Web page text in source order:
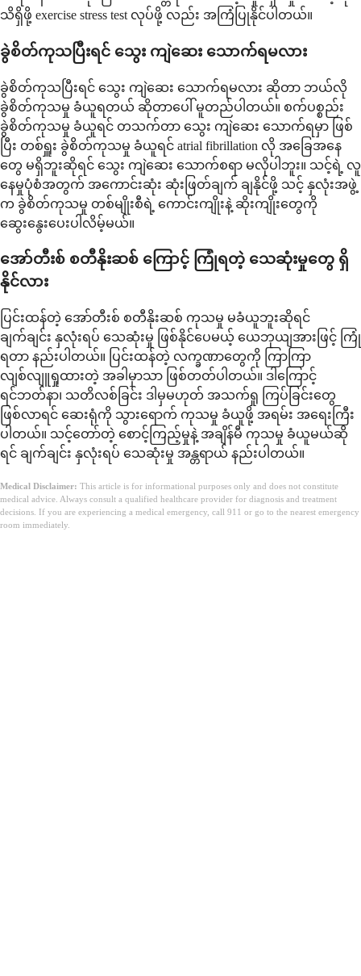
သိရှိဖို့ exercise stress test လုပ်ဖို့ လည်း အကြံပြုနိုင်ပါတယ်။
ခွဲစိတ်ကုသပြီးရင် သွေး ကျဲဆေး သောက်ရမလား
ခွဲစိတ်ကုသပြီးရင် သွေး ကျဲဆေး သောက်ရမလား ဆိုတာ ဘယ်လို
ခွဲစိတ်ကုသမှု ခံယူရတယ် ဆိုတာပေါ် မူတည်ပါတယ်။ စက်ပစ္စည်း
ခွဲစိတ်ကုသမှု ခံယူရင် တသက်တာ သွေး ကျဲဆေး သောက်ရမှာ ဖြစ်
ပြီး တစ်ရှူး ခွဲစိတ်ကုသမှု ခံယူရင် atrial fibrillation လို အခြေအနေ
တွေ မရှိဘူးဆိုရင် သွေး ကျဲဆေး သောက်စရာ မလိုပါဘူး။ သင့်ရဲ့ လူ
နေမှုပုံစံအတွက် အကောင်းဆုံး ဆုံးဖြတ်ချက် ချနိုင်ဖို့ သင့် နှလုံးအဖွဲ့
က ခွဲစိတ်ကုသမှု တစ်မျိုးစီရဲ့ ကောင်းကျိုးနဲ့ ဆိုးကျိုးတွေကို
ဆွေးနွေးပေးပါလိမ့်မယ်။
အော်တီးစ် စတီနိုးဆစ် ကြောင့် ကြုံရတဲ့ သေဆုံးမှုတွေ ရှိ
နိုင်လား
ပြင်းထန်တဲ့ အော်တီးစ် စတီနိုးဆစ် ကုသမှု မခံယူဘူးဆိုရင်
ချက်ချင်း နှလုံးရပ် သေဆုံးမှု ဖြစ်နိုင်ပေမယ့် ယေဘုယျအားဖြင့် ကြုံ
ရတာ နည်းပါတယ်။ ပြင်းထန်တဲ့ လက္ခဏာတွေကို ကြာကြာ
လျစ်လျူရှုထားတဲ့ အခါမှာသာ ဖြစ်တတ်ပါတယ်။ ဒါကြောင့်
ရင်ဘတ်နာ၊ သတိလစ်ခြင်း ဒါမှမဟုတ် အသက်ရှု ကြပ်ခြင်းတွေ
ဖြစ်လာရင် ဆေးရုံကို သွားရောက် ကုသမှု ခံယူဖို့ အရမ်း အရေးကြီး
ပါတယ်။ သင့်တော်တဲ့ စောင့်ကြည့်မှုနဲ့ အချိန်မီ ကုသမှု ခံယူမယ်ဆို
ရင် ချက်ချင်း နှလုံးရပ် သေဆုံးမှု အန္တရာယ် နည်းပါတယ်။
Medical Disclaimer: This article is for informational purposes only and does not constitute
medical advice. Always consult a qualified healthcare provider for diagnosis and treatment
decisions. If you are experiencing a medical emergency, call 911 or go to the nearest emergency
room immediately.